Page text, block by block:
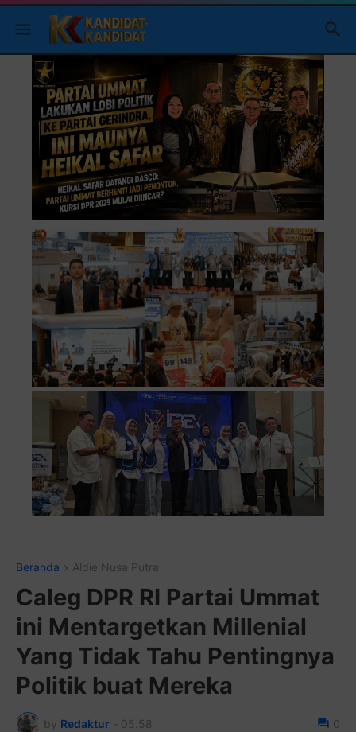
Beranda Aldie Nusa Putra
Caleg DPR RI Partai Ummat
ini Mentargetkan Millenial
Yang Tidak Tahu Pentingnya
Politik buat Mereka
by Redaktur - 05.58 0